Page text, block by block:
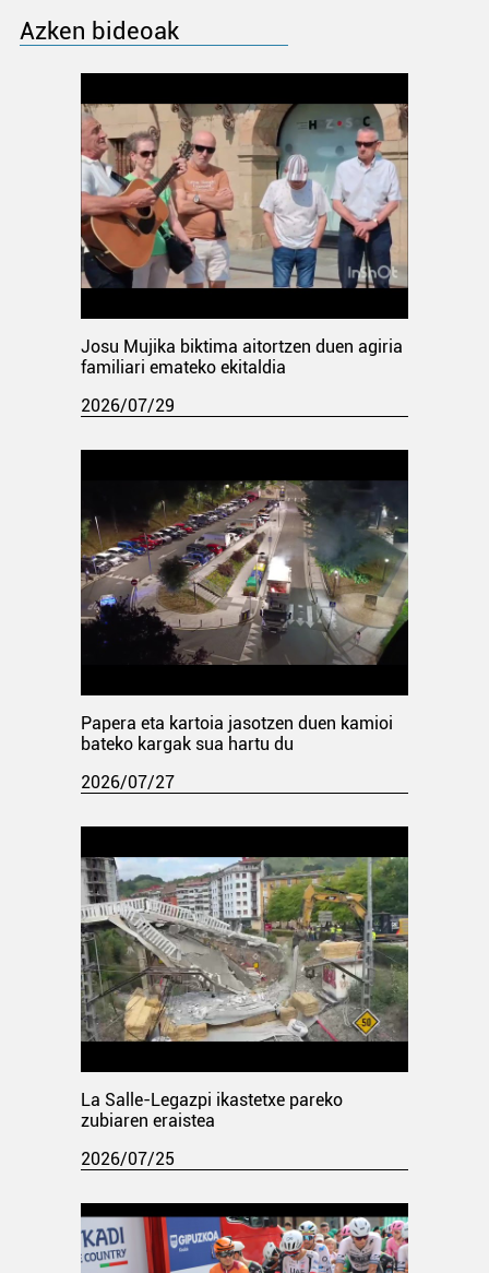
Azken bideoak
Josu Mujika biktima aitortzen duen agiria
familiari emateko ekitaldia
2026/07/29
Papera eta kartoia jasotzen duen kamioi
bateko kargak sua hartu du
2026/07/27
La Salle-Legazpi ikastetxe pareko
zubiaren eraistea
2026/07/25